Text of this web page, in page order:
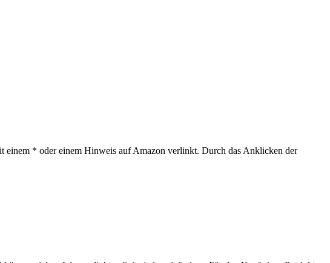
einem * oder einem Hinweis auf Amazon verlinkt. Durch das Anklicken der